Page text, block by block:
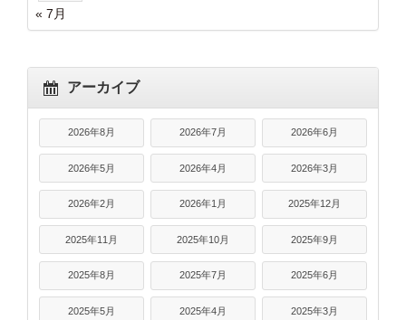
« 7月
アーカイブ
2026年8月 2026年7月 2026年6月
2026年5月 2026年4月 2026年3月
2026年2月 2026年1月 2025年12月
2025年11月 2025年10月 2025年9月
2025年8月 2025年7月 2025年6月
2025年5月 2025年4月 2025年3月